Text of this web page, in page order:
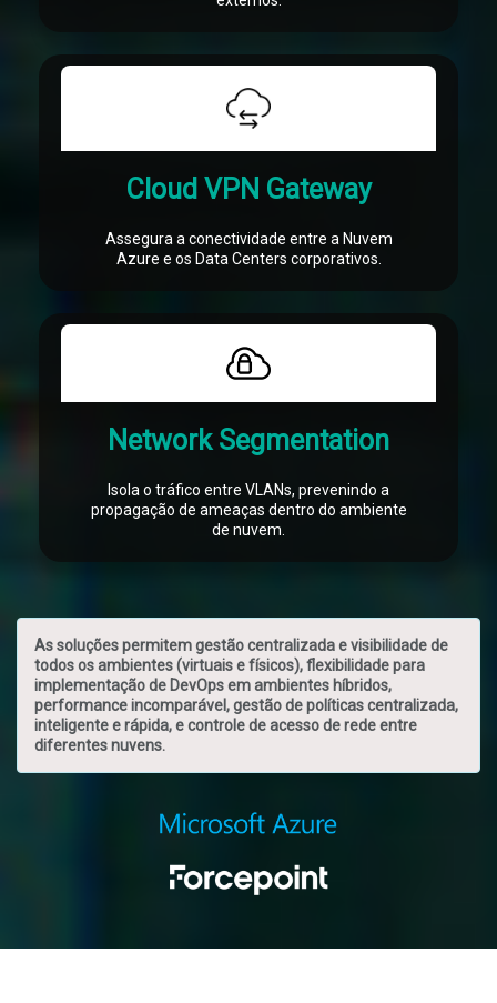
Cloud VPN Gateway
Assegura a conectividade entre a Nuvem
Azure e os Data Centers corporativos.
Network Segmentation
Isola o tráfico entre VLANs, prevenindo a
propagação de ameaças dentro do ambiente
de nuvem.
As soluções permitem gestão centralizada e visibilidade de
todos os ambientes (virtuais e físicos), flexibilidade para
implementação de DevOps em ambientes híbridos,
performance incomparável, gestão de políticas centralizada,
inteligente e rápida, e controle de acesso de rede entre
diferentes nuvens.